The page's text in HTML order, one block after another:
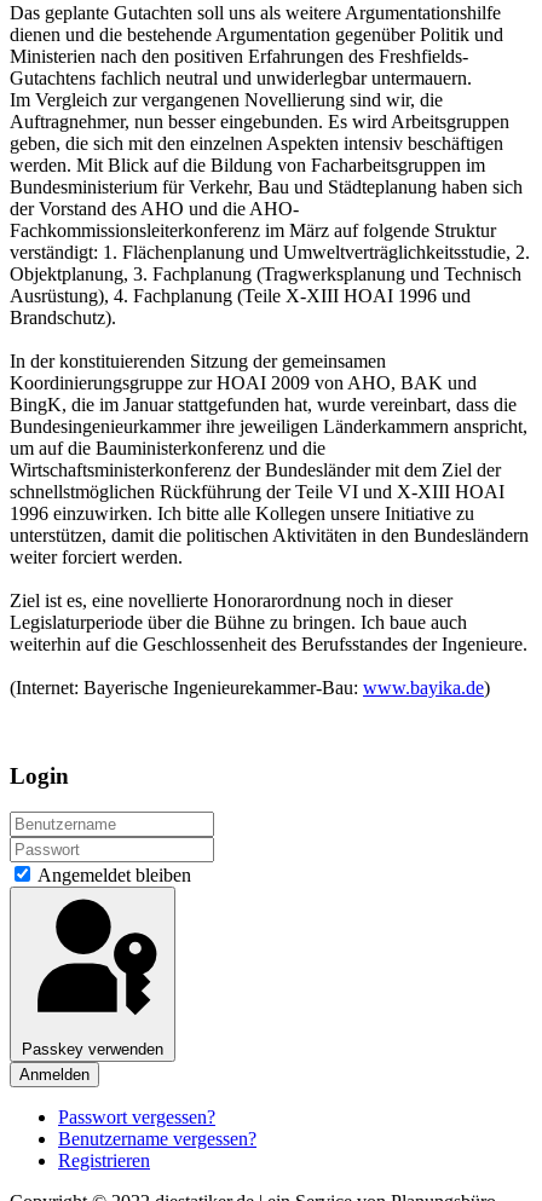
Das geplante Gutachten soll uns als weitere Argumentationshilfe
dienen und die bestehende Argumentation gegenüber Politik und
Ministerien nach den positiven Erfahrungen des Freshfields-
Gutachtens fachlich neutral und unwiderlegbar untermauern.
Im Vergleich zur vergangenen Novellierung sind wir, die
Auftragnehmer, nun besser eingebunden. Es wird Arbeitsgruppen
geben, die sich mit den einzelnen Aspekten intensiv beschäftigen
werden. Mit Blick auf die Bildung von Facharbeitsgruppen im
Bundesministerium für Verkehr, Bau und Städteplanung haben sich
der Vorstand des AHO und die AHO-
Fachkommissionsleiterkonferenz im März auf folgende Struktur
verständigt: 1. Flächenplanung und Umweltverträglichkeitsstudie, 2.
Objektplanung, 3. Fachplanung (Tragwerksplanung und Technisch
Ausrüstung), 4. Fachplanung (Teile X-XIII HOAI 1996 und
Brandschutz).
In der konstituierenden Sitzung der gemeinsamen
Koordinierungsgruppe zur HOAI 2009 von AHO, BAK und
BingK, die im Januar stattgefunden hat, wurde vereinbart, dass die
Bundesingenieurkammer ihre jeweiligen Länderkammern anspricht,
um auf die Bauministerkonferenz und die
Wirtschaftsministerkonferenz der Bundesländer mit dem Ziel der
schnellstmöglichen Rückführung der Teile VI und X-XIII HOAI
1996 einzuwirken. Ich bitte alle Kollegen unsere Initiative zu
unterstützen, damit die politischen Aktivitäten in den Bundesländern
weiter forciert werden.
Ziel ist es, eine novellierte Honorarordnung noch in dieser
Legislaturperiode über die Bühne zu bringen. Ich baue auch
weiterhin auf die Geschlossenheit des Berufsstandes der Ingenieure.
(Internet: Bayerische Ingenieurekammer-Bau: www.bayika.de)
Login
Angemeldet bleiben
Passkey verwenden
Anmelden
Passwort vergessen?
Benutzername vergessen?
Registrieren